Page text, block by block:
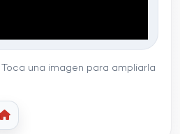
Toca una imagen para ampliarla